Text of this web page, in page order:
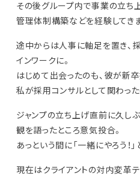
その後グループ内で事業の立ち上
管理体制構築などを経験してきま
途中からは人事に軸足を置き、
インワークに。
はじめて出会ったのも、彼が新
私が採用コンサルとして関わった
ジャンプの立ち上げ直前に久し
観を語ったところ意気投合。
あっという間に「一緒にやろう！
現在はクライアントの対内変革